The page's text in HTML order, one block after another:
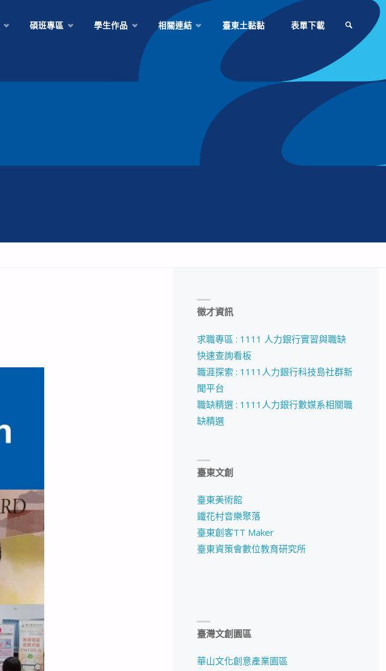
碩班專區 學生作品 相關連結 臺東土黏黏 表單下載
徵才資訊
求職專區 : 1111 人力銀行實習與職缺
快速查詢看板
職涯探索 : 1111人力銀行科技島社群新
聞平台
職缺精選 : 1111人力銀行數媒系相關職
缺精選
臺東文創
臺東美術館
鐵花村音樂聚落
臺東創客TT Maker
臺東資策會數位教育研究所
臺灣文創園區
華山文化創意產業園區